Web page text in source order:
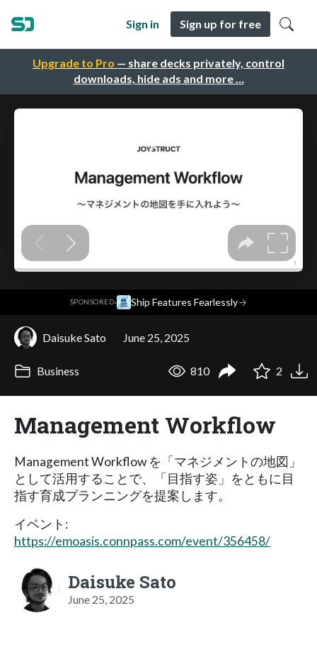
Upgrade to Pro — share decks privately, control
downloads, hide ads and more …
Sign in Sign up for free
SPONSORED· Ship Features Fearlessly→
Daisuke Sato June 25, 2025
Business 810 2
Management Workflow
Management Workflow を「マネジメントの地図」
として活用することで、「目指す姿」をともに目
指す育成プランニングを提案します。
イベント:
https://emoasis.connpass.com/event/356458/
Daisuke Sato
June 25, 2025